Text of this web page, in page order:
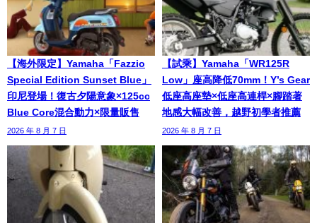
【海外限定】Yamaha「Fazzio
Special Edition Sunset Blue」
印尼登場！復古夕陽意象×125cc
Blue Core混合動力×限量販售
2026 年 8 月 7 日
【試乘】Yamaha「WR125R
Low」座高降低70mm！Y’s Gear
低座高座墊×低座高連桿×腳踏著
地感大幅改善，越野初學者推薦
2026 年 8 月 7 日